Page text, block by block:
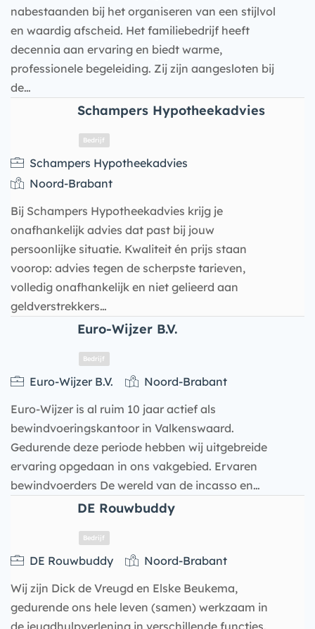
nabestaanden bij het organiseren van een stijlvol
en waardig afscheid. Het familiebedrijf heeft
decennia aan ervaring en biedt warme,
professionele begeleiding. Zij zijn aangesloten bij
de…
Schampers Hypotheekadvies
Bedrijf
Schampers Hypotheekadvies
Noord-Brabant
Bij Schampers Hypotheekadvies krijg je
onafhankelijk advies dat past bij jouw
persoonlijke situatie. Kwaliteit én prijs staan
voorop: advies tegen de scherpste tarieven,
volledig onafhankelijk en niet gelieerd aan
geldverstrekkers…
Euro-Wijzer B.V.
Euro-Wijzer B.V.
Noord-Brabant
Euro-Wijzer is al ruim 10 jaar actief als
bewindvoeringskantoor in Valkenswaard.
Gedurende deze periode hebben wij uitgebreide
ervaring opgedaan in ons vakgebied. Ervaren
bewindvoerders De wereld van de incasso en…
DE Rouwbuddy
DE Rouwbuddy
Noord-Brabant
Wij zijn Dick de Vreugd en Elske Beukema,
gedurende ons hele leven (samen) werkzaam in
de jeugdhulpverlening in verschillende functies.